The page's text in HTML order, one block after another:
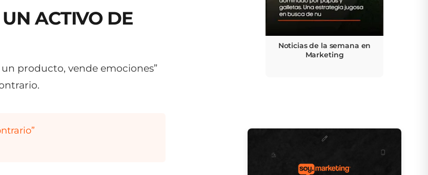
ACTIVO DE
producto, vende emociones”
”
Noticias de la semana en
Marketing